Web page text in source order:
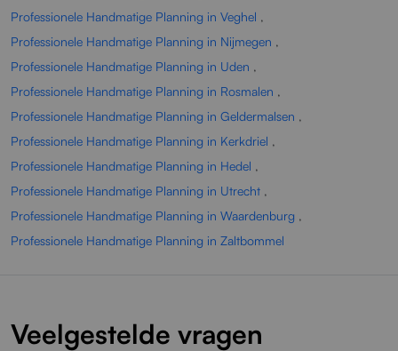
Professionele Handmatige Planning in Veghel ,
Professionele Handmatige Planning in Nijmegen ,
Professionele Handmatige Planning in Uden ,
Professionele Handmatige Planning in Rosmalen ,
Professionele Handmatige Planning in Geldermalsen ,
Professionele Handmatige Planning in Kerkdriel ,
Professionele Handmatige Planning in Hedel ,
Professionele Handmatige Planning in Utrecht ,
Professionele Handmatige Planning in Waardenburg ,
Professionele Handmatige Planning in Zaltbommel
Veelgestelde vragen